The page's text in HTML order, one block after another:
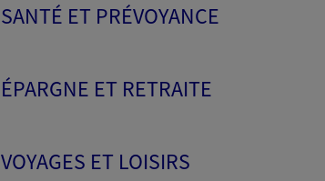
SANTÉ ET PRÉVOYANCE
ÉPARGNE ET RETRAITE
VOYAGES ET LOISIRS